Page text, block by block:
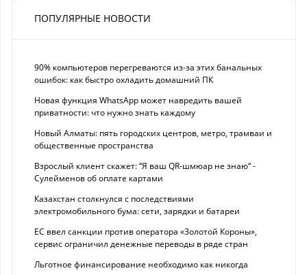
ПОПУЛЯРНЫЕ НОВОСТИ
90% компьютеров перегреваются из-за этих банальных
ошибок: как быстро охладить домашний ПК
Новая функция WhatsApp может навредить вашей
приватности: что нужно знать каждому
Новый Алматы: пять городских центров, метро, трамваи и
общественные пространства
Взрослый клиент скажет: “Я ваш QR-шмюар не знаю“ -
Сулейменов об оплате картами
Казахстан столкнулся с последствиями
электромобильного бума: сети, зарядки и батареи
ЕС ввел санкции против оператора «Золотой Короны»,
сервис ограничил денежные переводы в ряде стран
Льготное финансирование необходимо как никогда